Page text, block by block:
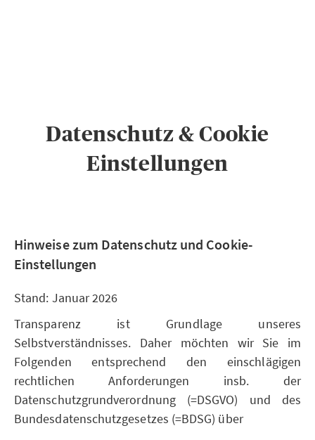
Datenschutz & Cookie
Einstellungen
Hinweise zum Datenschutz und Cookie-
Einstellungen
Stand: Januar 2026
Transparenz ist Grundlage unseres
Selbstverständnisses. Daher möchten wir Sie im
Folgenden entsprechend den einschlägigen
rechtlichen Anforderungen insb. der
Datenschutzgrundverordnung (=DSGVO) und des
Bundesdatenschutzgesetzes (=BDSG) über